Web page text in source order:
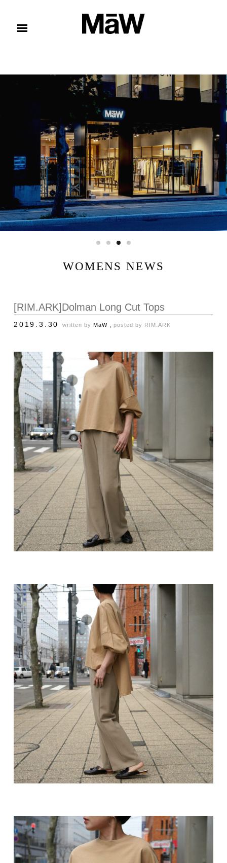
WOMENS NEWS
[RIM.ARK]Dolman Long Cut Tops
2019.3.30 written by MaW , posted by RIM.ARK